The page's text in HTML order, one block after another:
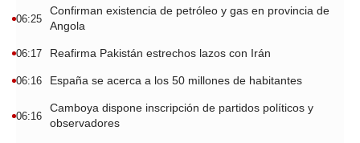
06:25
Confirman existencia de petróleo y gas en provincia de
Angola
06:17 Reafirma Pakistán estrechos lazos con Irán
06:16 España se acerca a los 50 millones de habitantes
06:16
Camboya dispone inscripción de partidos políticos y
observadores